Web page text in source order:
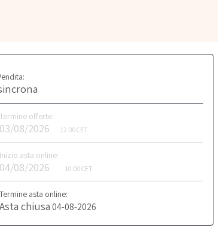
Termine offerte:
03/08/2026 12:00CET
Inizio asta online:
04/08/2026 10:00CET
Termine asta online:
Asta chiusa 04-08-2026